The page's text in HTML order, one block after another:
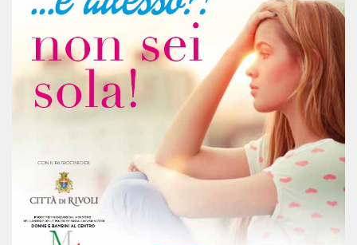
Registrati